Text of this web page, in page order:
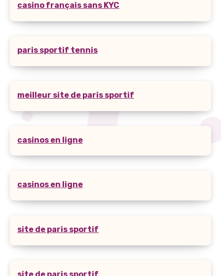
casino français sans KYC
paris sportif tennis
meilleur site de paris sportif
casinos en ligne
casinos en ligne
site de paris sportif